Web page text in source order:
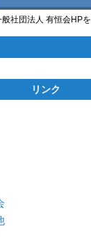
社団法人 有恒会HP
リンク